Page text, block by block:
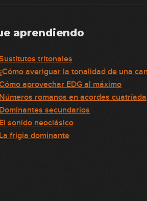
aprendiendo
tritonales
averiguar la tonalidad de una
aprovechar EDG al máximo
Números romanos en acordes cuatríada
Dominantes secundarios
El sonido neoclásico
La frigia dominante